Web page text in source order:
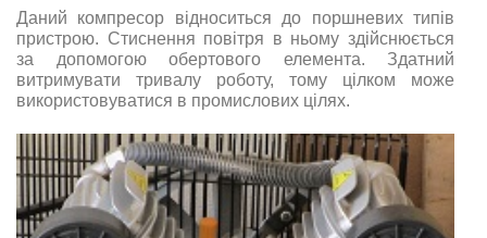
Даний компресор відноситься до поршневих типів
пристрою. Стиснення повітря в ньому здійснюється
за допомогою обертового елемента. Здатний
витримувати тривалу роботу, тому цілком може
використовуватися в промислових цілях.